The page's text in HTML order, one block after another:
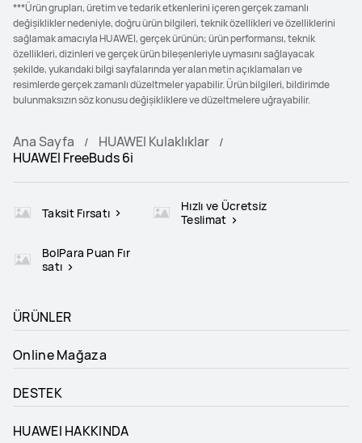
***Ürün grupları, üretim ve tedarik etkenlerini içeren gerçek zamanlı
değişiklikler nedeniyle, doğru ürün bilgileri, teknik özellikleri ve özelliklerini
sağlamak amacıyla HUAWEI, gerçek ürünün; ürün performansı, teknik
özellikleri, dizinleri ve gerçek ürün bileşenleriyle uymasını sağlayacak
şekilde, yukarıdaki bilgi sayfalarında yer alan metin açıklamaları ve
resimlerde gerçek zamanlı düzeltmeler yapabilir. Ürün bilgileri, bildirimde
bulunmaksızın söz konusu değişikliklere ve düzeltmelere uğrayabilir.
Ana Sayfa
HUAWEI Kulaklıklar
HUAWEI FreeBuds 6i
Taksit Fırsatı
Hızlı ve Ücretsiz
Teslimat
BolPara Puan Fır
satı
ÜRÜNLER
Online Mağaza
DESTEK
HUAWEI HAKKINDA